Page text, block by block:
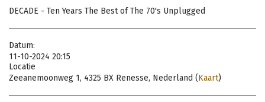
DECADE - Ten Years The Best of The 70's Unplugged
Datum:
11-10-2024 20:15
Locatie
Zeeanemoonweg 1, 4325 BX Renesse, Nederland (Kaart)